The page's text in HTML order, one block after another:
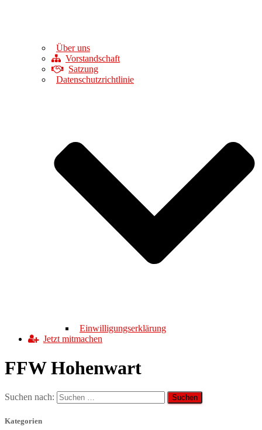
Über uns
Vorstandschaft
Satzung
Datenschutzrichtlinie
Einwilligungserklärung
Jetzt mitmachen
FFW Hohenwart
Suchen nach:
Kategorien